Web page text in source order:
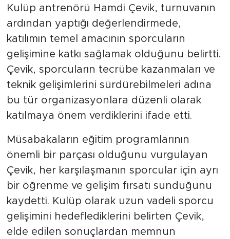
Kulüp antrenörü Hamdi Çevik, turnuvanın
ardından yaptığı değerlendirmede,
katılımın temel amacının sporcuların
gelişimine katkı sağlamak olduğunu belirtti.
Çevik, sporcuların tecrübe kazanmaları ve
teknik gelişimlerini sürdürebilmeleri adına
bu tür organizasyonlara düzenli olarak
katılmaya önem verdiklerini ifade etti.
Müsabakaların eğitim programlarının
önemli bir parçası olduğunu vurgulayan
Çevik, her karşılaşmanın sporcular için ayrı
bir öğrenme ve gelişim fırsatı sunduğunu
kaydetti. Kulüp olarak uzun vadeli sporcu
gelişimini hedeflediklerini belirten Çevik,
elde edilen sonuçlardan memnun